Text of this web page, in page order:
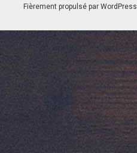
Fièrement propulsé par WordPress